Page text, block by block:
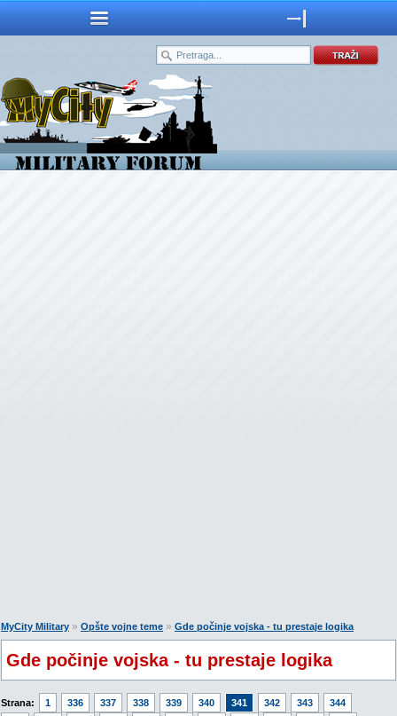
MyCity Military » Opšte vojne teme » Gde počinje vojska - tu prestaje logika
Gde počinje vojska - tu prestaje logika
Strana: 1 336 337 338 339 340 341 342 343
344